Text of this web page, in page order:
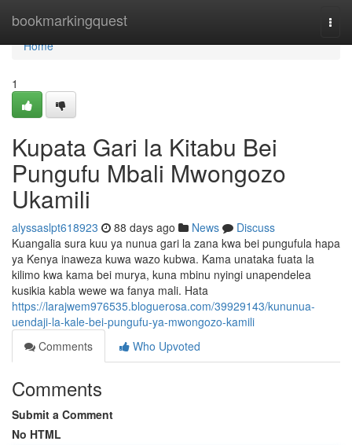
bookmarkingquest
Home
Home
1
Kupata Gari la Kitabu Bei
Pungufu Mbali Mwongozo
Ukamili
alyssaslpt618923 88 days ago News
Discuss
Kuangalia sura kuu ya nunua gari la zana kwa bei pungufula hapa
ya Kenya inaweza kuwa wazo kubwa. Kama unataka fuata la
kilimo kwa kama bei murya, kuna mbinu nyingi unapendelea
kusikia kabla wewe wa fanya mali. Hata
https://larajwem976535.bloguerosa.com/39929143/kununua-
uendaji-la-kale-bei-pungufu-ya-mwongozo-kamili
Comments
Who Upvoted
Comments
Submit a Comment
No HTML